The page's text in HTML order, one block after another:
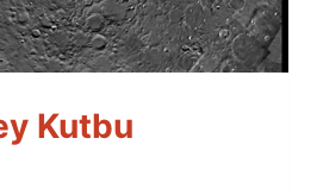
Kutbu